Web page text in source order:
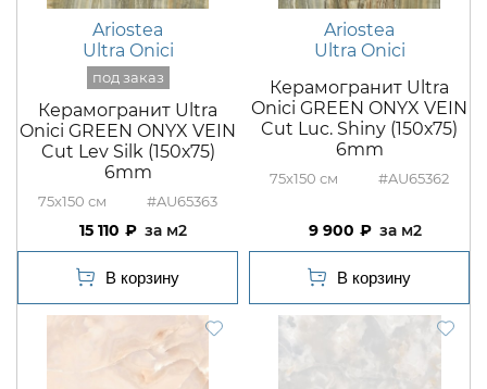
Ariostea
Ultra Onici
Керамогранит Ultra
Onici GREEN ONYX VEIN
Cut Lev Silk (150х75)
6mm
75x150 #AU65363
15 110 м2
Ariostea
Ultra Onici
Керамогранит Ultra
Onici GREEN ONYX VEIN
Cut Luc. Shiny (150х75)
6mm
75x150 #AU65362
9 900 м2